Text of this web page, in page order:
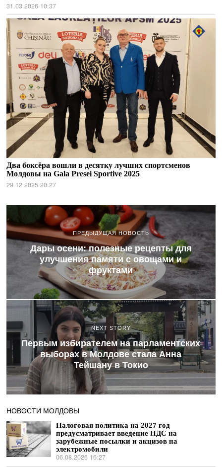
31.03.2026 10:37
Два боксёра вошли в десятку лучших спортсменов
Молдовы на Gala Presei Sportive 2025
29.12.2025 20:27
ПРЕДЫДУЩАЯ НОВОСТЬ
Дары осени: полезные рецепты для
улучшения памяти с овощами и
фруктами
NEXT STORY
Первым избирателем на парламентских
выборах в Молдове стала Анна
Тейшану в Токио
НОВОСТИ МОЛДОВЫ
Налоговая политика на 2027 год
предусматривает введение НДС на
зарубежные посылки и акцизов на
электромобили
06.08.2026 16:27